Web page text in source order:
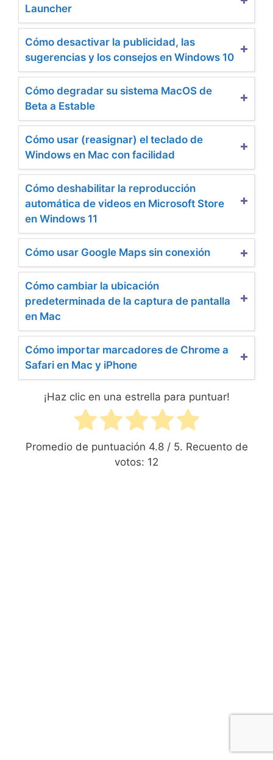
Launcher
Cómo desactivar la publicidad, las
sugerencias y los consejos en Windows 10
Cómo degradar su sistema MacOS de
Beta a Estable
Cómo usar (reasignar) el teclado de
Windows en Mac con facilidad
Cómo deshabilitar la reproducción
automática de videos en Microsoft Store
en Windows 11
Cómo usar Google Maps sin conexión
Cómo cambiar la ubicación
predeterminada de la captura de pantalla
en Mac
Cómo importar marcadores de Chrome a
Safari en Mac y iPhone
¡Haz clic en una estrella para puntuar!
Promedio de puntuación 4.8/ 5. Recuento de
votos: 12